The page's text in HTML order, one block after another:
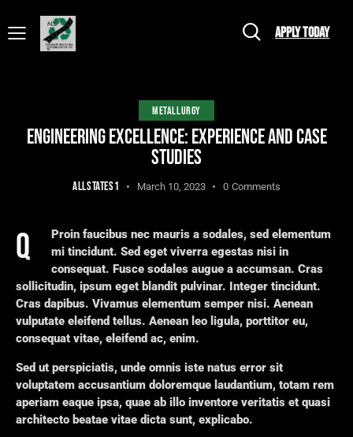
APPLY TODAY
METALLURGY
ENGINEERING EXCELLENCE: EXPERIENCE AND CASE
STUDIES
ALLSTATES1 March 10, 2023 0 Comments
Q
Proin faucibus nec mauris a sodales, sed elementum
mi tincidunt. Sed eget viverra egestas nisi in
consequat. Fusce sodales augue a accumsan. Cras
sollicitudin, ipsum eget blandit pulvinar. Integer tincidunt.
Cras dapibus. Vivamus elementum semper nisi. Aenean
vulputate eleifend tellus. Aenean leo ligula, porttitor eu,
consequat vitae, eleifend ac, enim.
Sed ut perspiciatis, unde omnis iste natus error sit
voluptatem accusantium doloremque laudantium, totam rem
aperiam eaque ipsa, quae ab illo inventore veritatis et quasi
architecto beatae vitae dicta sunt, explicabo.